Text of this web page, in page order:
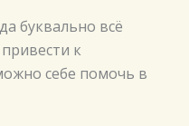
буквально всё
к
себе помочь в